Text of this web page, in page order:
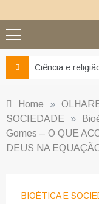
Ciência e
Home »
SOCIEDADE
»
Gomes – O QUE
DEUS NA
BIOÉTICA E